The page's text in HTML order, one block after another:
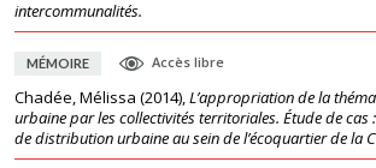
intercommunalités.
MÉMOIRE Accès libre
Chadée, Mélissa (2014),L’appropriation de la
urbaine par les collectivités territoriales. Étude de cas
de distribution urbaine au sein de l’écoquartier de la